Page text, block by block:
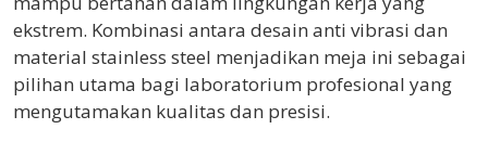
ekstrem. Kombinasi antara desain anti vibrasi dan
material stainless steel menjadikan meja ini sebagai
pilihan utama bagi laboratorium profesional yang
mengutamakan kualitas dan presisi.